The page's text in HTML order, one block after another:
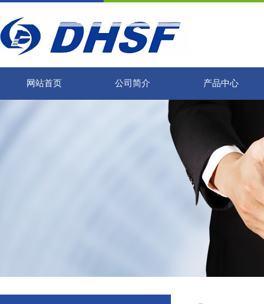
网站首页 公司简介 产品中心